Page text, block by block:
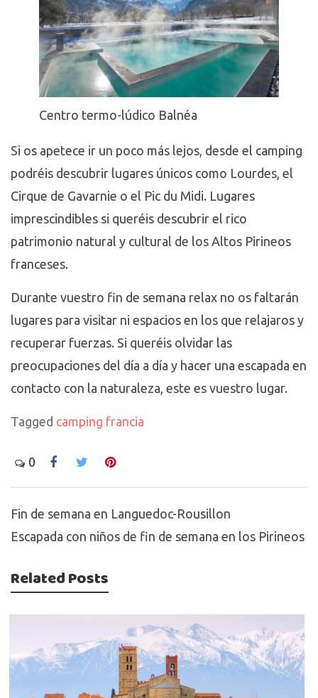
Centro termo-lúdico Balnéa
Si os apetece ir un poco más lejos, desde el camping
podréis descubrir lugares únicos como Lourdes, el
Cirque de Gavarnie o el Pic du Midi. Lugares
imprescindibles si queréis descubrir el rico
patrimonio natural y cultural de los Altos Pirineos
franceses.
Durante vuestro fin de semana relax no os faltarán
lugares para visitar ni espacios en los que relajaros y
recuperar fuerzas. Si queréis olvidar las
preocupaciones del día a día y hacer una escapada en
contacto con la naturaleza, este es vuestro lugar.
Tagged camping francia
0
Navigation
de
l’article
Fin de semana en Languedoc-Rousillon
Escapada con niños de fin de semana en los Pirineos
Related Posts